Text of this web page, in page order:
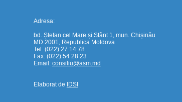
Adresa:
bd. Ștefan cel Mare și Sfânt 1, mun. Chișinău
MD 2001, Republica Moldova
Tel: (022) 27 14 78
Fax: (022) 54 28 23
Email: consiliu@asm.md
Elaborat de IDSI